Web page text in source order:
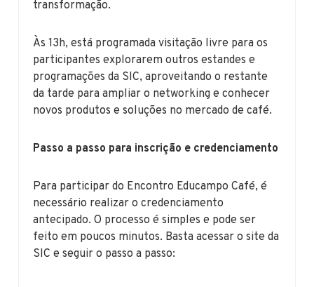
transformação.
Às 13h, está programada visitação livre para os
participantes explorarem outros estandes e
programações da SIC, aproveitando o restante
da tarde para ampliar o networking e conhecer
novos produtos e soluções no mercado de café.
Passo a passo para inscrição e credenciamento
Para participar do Encontro Educampo Café, é
necessário realizar o credenciamento
antecipado. O processo é simples e pode ser
feito em poucos minutos. Basta acessar o site da
SIC e seguir o passo a passo: